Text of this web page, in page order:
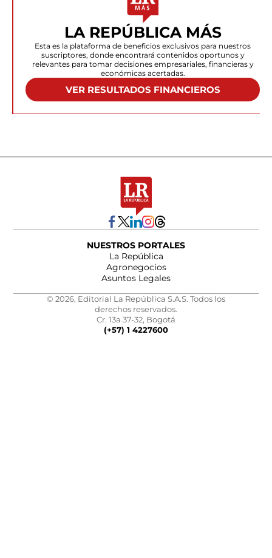
LA REPÚBLICA MÁS
Esta es la plataforma de beneficios exclusivos para nuestros
suscriptores, donde encontrará contenidos oportunos y
relevantes para tomar decisiones empresariales, financieras y
económicas acertadas.
VER RESULTADOS FINANCIEROS
NUESTROS PORTALES
La República
Agronegocios
Asuntos Legales
© 2026, Editorial La República S.A.S. Todos los
derechos reservados.
Cr. 13a 37-32, Bogotá
(+57) 1 4227600